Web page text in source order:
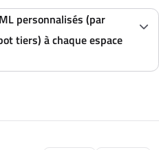
personnalisés (par
tiers) à chaque espace